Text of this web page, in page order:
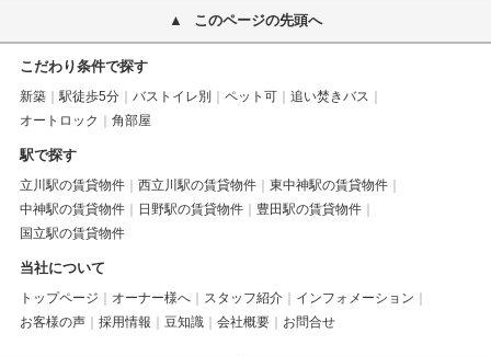
このページの先頭へ
こだわり条件で探す
新築 駅徒歩5分 バストイレ別 ペット可
追い焚きバス
オートロック
角部屋
駅で探す
立川駅の賃貸物件 西立川駅の賃貸物件
東中神駅の賃貸物件
中神駅の賃貸物件
日野駅の賃貸物件
豊田駅の賃貸物件
国立駅の賃貸物件
当社について
トップページ オーナー様へ スタッフ紹介
インフォメーション
お客様の声
採用情報 豆知識 会社概要 お問合せ